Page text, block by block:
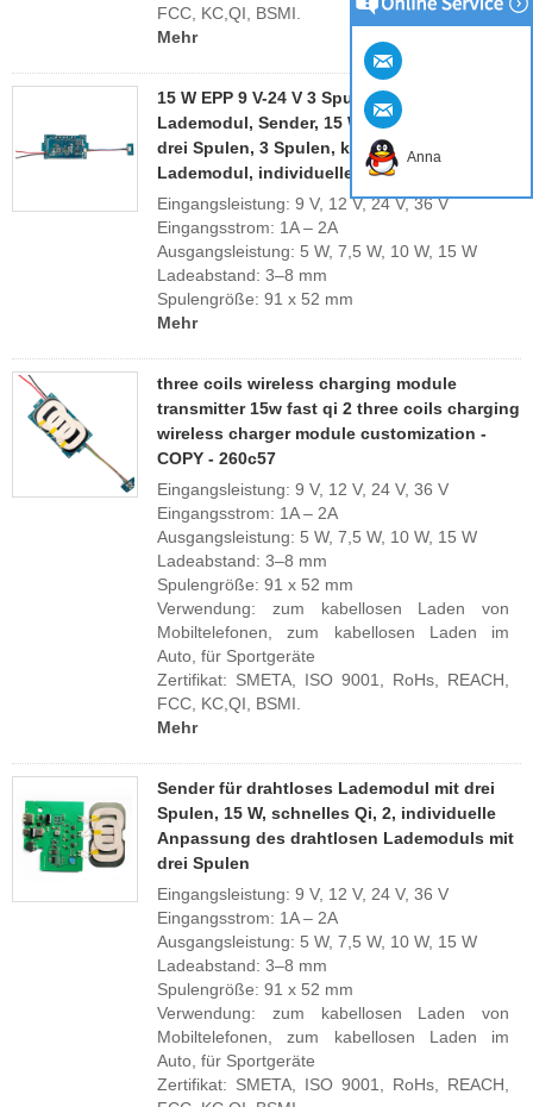
FCC, KC,QI, BSMI.
Mehr
15 W EPP 9 V-24 V 3 Spulen kabelloses
Lademodul, Sender, 15 W Schnellladung,
drei Spulen, 3 Spulen, kabelloses
Lademodul, individuelle Anpassung
Eingangsleistung: 9 V, 12 V, 24 V, 36 V
Eingangsstrom: 1A – 2A
Ausgangsleistung: 5 W, 7,5 W, 10 W, 15 W
Ladeabstand: 3–8 mm
Spulengröße: 91 x 52 mm
Mehr
three coils wireless charging module
transmitter 15w fast qi 2 three coils charging
wireless charger module customization -
COPY - 260c57
Eingangsleistung: 9 V, 12 V, 24 V, 36 V
Eingangsstrom: 1A – 2A
Ausgangsleistung: 5 W, 7,5 W, 10 W, 15 W
Ladeabstand: 3–8 mm
Spulengröße: 91 x 52 mm
Verwendung: zum kabellosen Laden von
Mobiltelefonen, zum kabellosen Laden im
Auto, für Sportgeräte
Zertifikat: SMETA, ISO 9001, RoHs, REACH,
FCC, KC,QI, BSMI.
Mehr
Sender für drahtloses Lademodul mit drei
Spulen, 15 W, schnelles Qi, 2, individuelle
Anpassung des drahtlosen Lademoduls mit
drei Spulen
Eingangsleistung: 9 V, 12 V, 24 V, 36 V
Eingangsstrom: 1A – 2A
Ausgangsleistung: 5 W, 7,5 W, 10 W, 15 W
Ladeabstand: 3–8 mm
Spulengröße: 91 x 52 mm
Verwendung: zum kabellosen Laden von
Mobiltelefonen, zum kabellosen Laden im
Auto, für Sportgeräte
Zertifikat: SMETA, ISO 9001, RoHs, REACH,
Anna